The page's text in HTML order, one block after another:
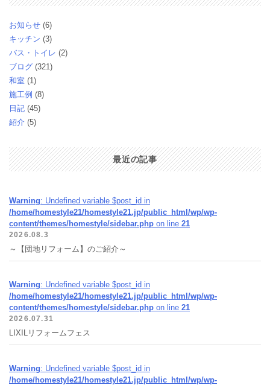
お知らせ (6)
キッチン (3)
バス・トイレ (2)
ブログ (321)
和室 (1)
施工例 (8)
日記 (45)
紹介 (5)
最近の記事
Warning: Undefined variable $post_id in
/home/homestyle21/homestyle21.jp/public_html/wp/wp-
content/themes/homestyle/sidebar.php on line 21
2026.08.3
～【団地リフォーム】のご紹介～
Warning: Undefined variable $post_id in
/home/homestyle21/homestyle21.jp/public_html/wp/wp-
content/themes/homestyle/sidebar.php on line 21
2026.07.31
LIXILリフォームフェス
Warning: Undefined variable $post_id in
/home/homestyle21/homestyle21.jp/public_html/wp/wp-